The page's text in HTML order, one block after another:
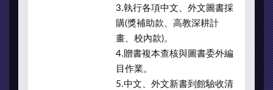
3.執行各項中文、外文圖書採
購(獎補助款、高教深耕計
畫、校內款)。
4.贈書複本查核與圖書委外編
目作業。
5.中文、外文新書到館驗收清